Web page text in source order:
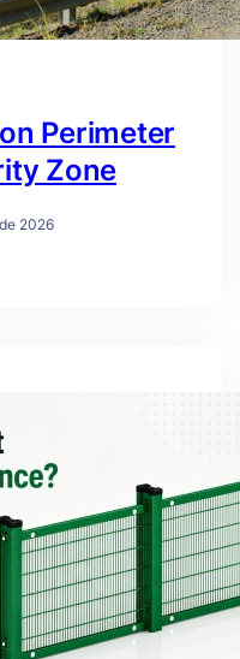
Perimeter
Zone
2026